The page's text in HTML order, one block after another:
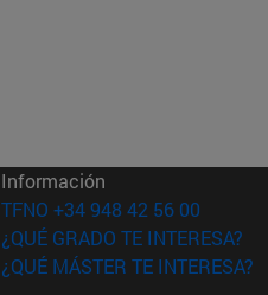
Información
TFNO +34 948 42 56 00
¿QUÉ GRADO TE INTERESA?
¿QUÉ MÁSTER TE INTERESA?